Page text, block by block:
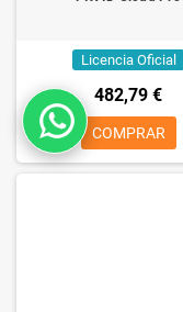
Licencia Oficial
482,79 €
COMPRAR